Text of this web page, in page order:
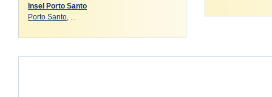
Insel Porto Santo
Porto Santo, ...